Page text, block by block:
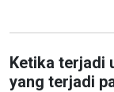
Ketika terjadi
yang terjadi